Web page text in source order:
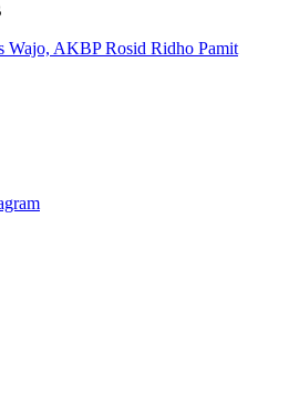
Wajo, AKBP Rosid Ridho Pamit